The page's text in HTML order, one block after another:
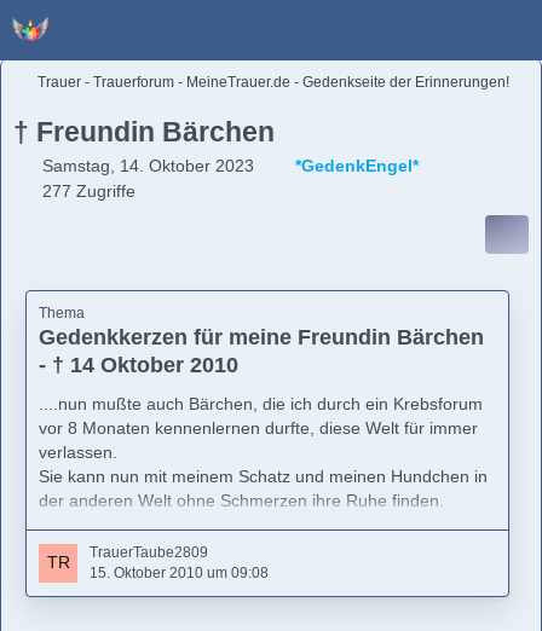
Trauer - Trauerforum - MeineTrauer.de - Gedenkseite der Erinnerungen!
† Freundin Bärchen
Samstag, 14. Oktober 2023
*GedenkEngel*
277 Zugriffe
Thema
Gedenkkerzen für meine Freundin Bärchen
- † 14 Oktober 2010
....nun mußte auch Bärchen, die ich durch ein Krebsforum
vor 8 Monaten kennenlernen durfte, diese Welt für immer
verlassen.
Sie kann nun mit meinem Schatz und meinen Hundchen in
der anderen Welt ohne Schmerzen ihre Ruhe finden.
enge Verbindung und Freundschaft entwickelt. In den
letzen Monaten verging bis zu dem Tag als sie ins KH kam (
21.September ) kein Tag, an dem wir nicht wenigstens 1,5
TrauerTaube2809
15. Oktober 2010 um 09:08